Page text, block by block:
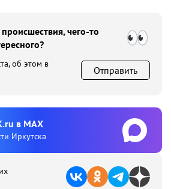
чего-то
об этом в
Отправить
в MAX
Иркутска